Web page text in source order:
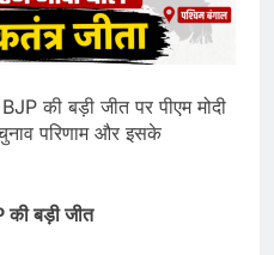
की बड़ी जीत पर पीएम मोदी
परिणाम और इसके
की बड़ी जीत